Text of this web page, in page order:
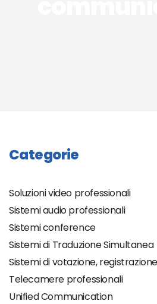
Categorie
Soluzioni video professionali
Sistemi audio professionali
Sistemi conference
Sistemi di Traduzione Simultanea
Sistemi di votazione,
Telecamere professionali
Unified Communication